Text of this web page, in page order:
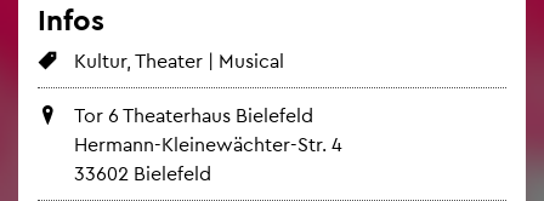
Infos
Kul­tur, Thea­ter | Mu­si­cal
Tor 6 Thea­ter­haus Bie­le­feld
Her­mann-Klei­ne­wäch­ter-Str. 4
33602 Bie­le­feld